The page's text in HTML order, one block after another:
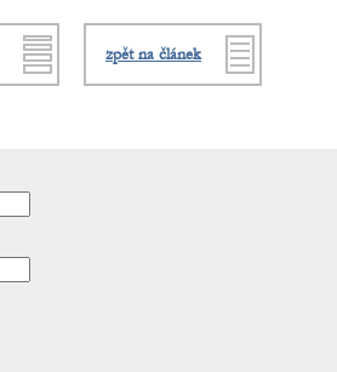
zpět na článek